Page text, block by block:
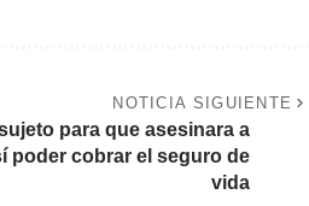
NOTICIA SIGUIENTE
para que asesinara a
poder cobrar el seguro de
vida